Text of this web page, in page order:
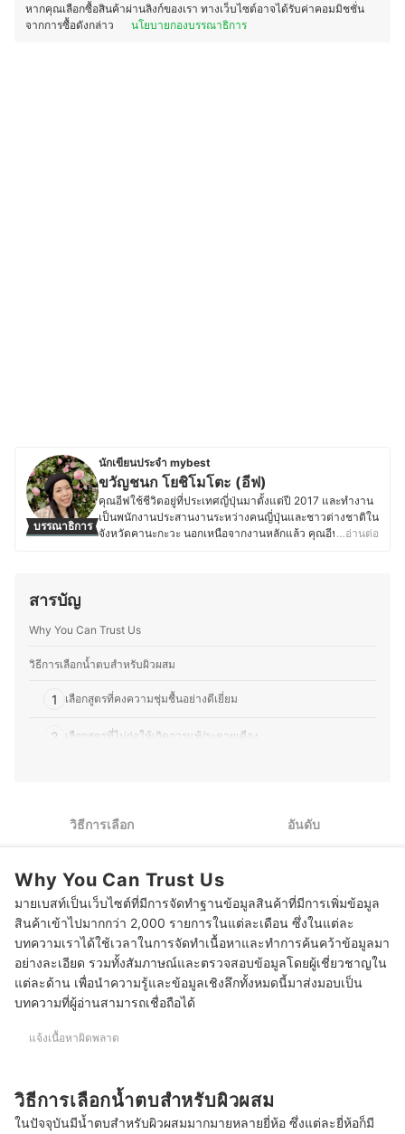
หากคุณเลือกซื้อสินค้าผ่านลิงก์ของเรา ทางเว็บไซต์อาจได้รับค่าคอมมิชชั่น
จากการซื้อดังกล่าว
นโยบายกองบรรณาธิการ
บรรณาธิการ
นักเขียนประจำ mybest
ขวัญชนก โยชิโมโตะ (อีฟ)
คุณอีฟใช้ชีวิตอยู่ที่ประเทศญี่ปุ่นมาตั้งแต่ปี 2017 และทำงาน
เป็นพนักงานประสานงานระหว่างคนญี่ปุ่นและชาวต่างชาติใน
จังหวัดคานะกะวะ นอกเหนือจากงานหลักแล้ว คุณอีฟยัง
ไม่ว่าจะเป็นแต่งหน้าเจ้าสาว แต่งหน้ารับปริญญา หรือแต่ง
เหมาะกับสภาพผิวและโอกาสต่าง ๆ ซึ่งนอกจากด้านความ
ใหม่ ๆ ที่ผสมผสานระหว่างอาหารไทยและญี่ปุ่น รวมถึงสอนทำ
ที่หาได้ในญี่ปุ่น และปรับรสชาติให้เข้ากับวัฒนธรรมการกิน
…อ่านต่อ
สารบัญ
Why You Can Trust Us
วิธีการเลือกน้ำตบสำหรับผิวผสม
1 เลือกสูตรที่คงความชุ่มชื้นอย่างดีเยี่ยม
2 เลือกสูตรที่ไม่ก่อให้เกิดการแพ้/ระคายเคือง
วิธีการเลือก อันดับ
Why You Can Trust Us
มายเบสท์เป็นเว็บไซต์ที่มีการจัดทำฐานข้อมูลสินค้าที่มีการเพิ่มข้อมูล
สินค้าเข้าไปมากกว่า 2,000 รายการในแต่ละเดือน ซึ่งในแต่ละ
บทความเราได้ใช้เวลาในการจัดทำเนื้อหาและทำการค้นคว้าข้อมูลมา
อย่างละเอียด รวมทั้งสัมภาษณ์และตรวจสอบข้อมูลโดยผู้เชี่ยวชาญใน
แต่ละด้าน เพื่อนำความรู้และข้อมูลเชิงลึกทั้งหมดนี้มาส่งมอบเป็น
บทความที่ผู้อ่านสามารถเชื่อถือได้
แจ้งเนื้อหาผิดพลาด
วิธีการเลือกน้ำตบสำหรับผิวผสม
ในปัจจุบันมีน้ำตบสำหรับผิวผสมมากมายหลายยี่ห้อ ซึ่งแต่ละยี่ห้อก็มี